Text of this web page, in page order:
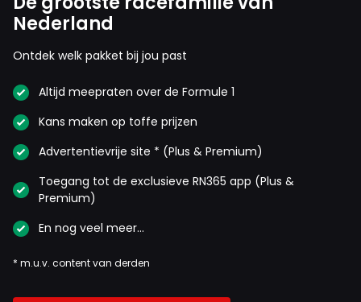
Nederland
Ontdek welk pakket bij jou past
Altijd meepraten over de Formule 1
Kans maken op toffe prijzen
Advertentievrije site * (Plus & Premium)
Toegang tot de exclusieve RN365 app (Plus &
Premium)
En nog veel meer…
* m.u.v. content van derden